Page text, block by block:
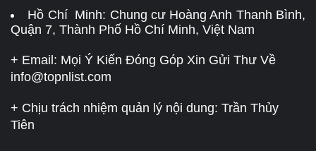
Hồ Chí Minh: Chung cư Hoàng Anh Thanh Bình,
Quận 7, Thành Phố Hồ Chí Minh, Việt Nam
+ Email: Mọi Ý Kiến Đóng Góp Xin Gửi Thư Về
info@topnlist.com
+ Chịu trách nhiệm quản lý nội dung: Trần Thủy
Tiên